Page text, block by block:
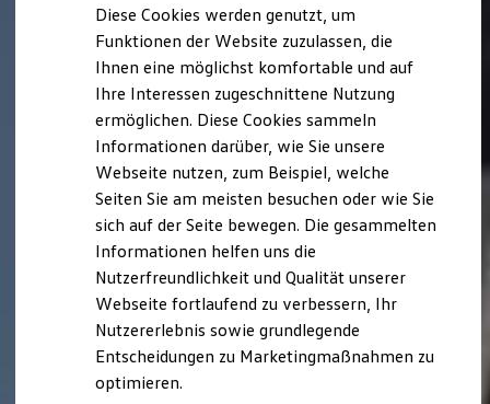
Für Privatkunden
Für Gewerbekunden
Leasing
Für Privatkunden
Für Gewerbekunden
Versicherungen & Garantien
Garantien
Kfz-Versicherung für Nutzfahrzeuge
Restschuldversicherung
Wartungsverträge
Besitzer & Service
Reparatur & Service
Sommer-Special
Reparatur, Pflege & Inspektion
Servicetermin anfragen
Service-Vorteile bei Volkswagen Nutzfahrzeuge
ServicePlus
Economy Service
Räder & Reifen Service
Ersatzfahrzeuge
Diese Cookies werden genutzt, um
Funktionen der Website zuzulassen, die
Ihnen eine möglichst komfortable und auf
Ihre Interessen zugeschnittene Nutzung
ermöglichen. Diese Cookies sammeln
Informationen darüber, wie Sie unsere
Webseite nutzen, zum Beispiel, welche
Seiten Sie am meisten besuchen oder wie Sie
sich auf der Seite bewegen. Die gesammelten
Informationen helfen uns die
Nutzerfreundlichkeit und Qualität unserer
Webseite fortlaufend zu verbessern, Ihr
Nutzererlebnis sowie grundlegende
Entscheidungen zu Marketingmaßnahmen zu
optimieren.